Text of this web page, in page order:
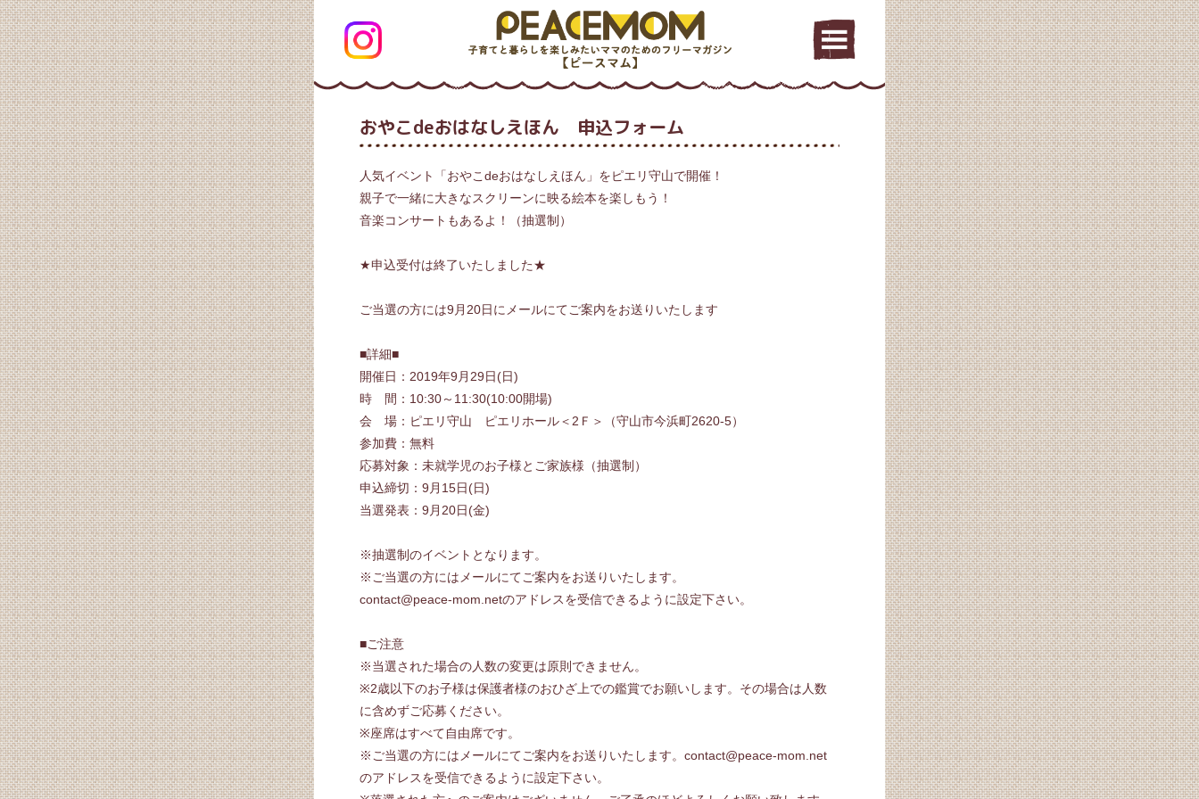
おやこdeおはなしえほん 申込フォーム
人気イベント「おやこdeおはなしえほん」をピエリ守山で開催！
親子で一緒に大きなスクリーンに映る絵本を楽しもう！
音楽コンサートもあるよ！（抽選制）
★申込受付は終了いたしました★
ご当選の方には9月20日にメールにてご案内をお送りいたします
■詳細■
開催日：2019年9月29日(日)
時 間：10:30～11:30(10:00開場)
会 場：ピエリ守山 ピエリホール＜2Ｆ＞（守山市今浜町2620-5）
参加費：無料
応募対象：未就学児のお子様とご家族様（抽選制）
申込締切：9月15日(日)
当選発表：9月20日(金)
※抽選制のイベントとなります。
※ご当選の方にはメールにてご案内をお送りいたします。
contact@peace-mom.netのアドレスを受信できるように設定下さい。
■ご注意
※当選された場合の人数の変更は原則できません。
※2歳以下のお子様は保護者様のおひざ上での鑑賞でお願いします。その場合は人数
に含めずご応募ください。
※座席はすべて自由席です。
※ご当選の方にはメールにてご案内をお送りいたします。contact@peace-mom.net
のアドレスを受信できるように設定下さい。